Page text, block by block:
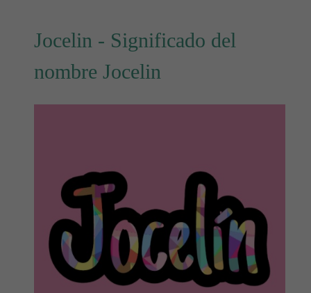
Jocelin - Significado del
nombre Jocelin